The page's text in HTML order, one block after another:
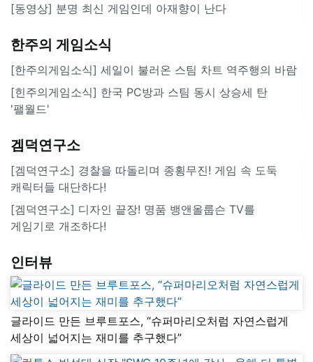
[동영상] 분명 최신 게임인데 아재향이 난다
한주의 게임소식
[한주의게임소식] 세일이 불러온 스팀 차트 역주행의 바람
[힌주의게임소식] 한국 PC방과 스팀 동시 상승세 탄
'팰월드'
겜덕연구소
[겜덕연구소] 경찰을 따돌리며 종횡무진! 게임 속 도둑
캐릭터들 대단하다!
[겜덕연구소] 디자인 끝장! 명품 뱅앤올룹슨 TV를
게임기로 개조하다!
인터뷰
글라이드 만든 브루트포스, “슈퍼마리오처럼 자연스럽게
세상이 넓어지는 재미를 추구했다”